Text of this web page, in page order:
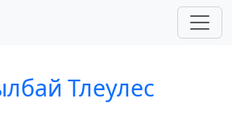
Тлеулес